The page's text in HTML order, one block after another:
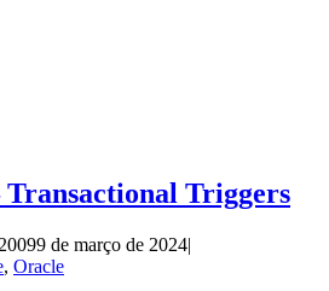
Triggers
9 de março de 2024
, Oracle